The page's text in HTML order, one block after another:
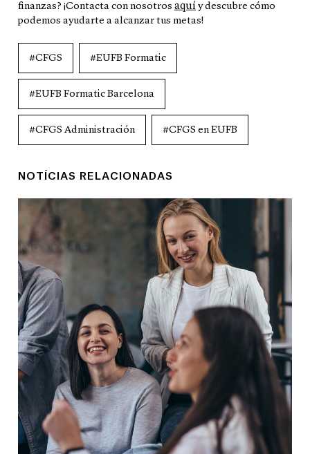
finanzas? ¡Contacta con nosotros aquí y descubre cómo
podemos ayudarte a alcanzar tus metas!
#CFGS #EUFB Formatic
#EUFB Formatic Barcelona
#CFGS Administración #CFGS en EUFB
NOTÍCIAS RELACIONADAS